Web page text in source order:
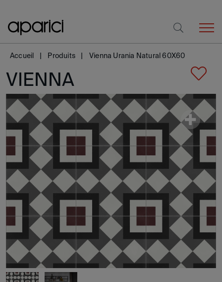
Accueil Produits Vienna Urania Natural 60X60
VIENNA